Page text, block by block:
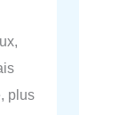
plus